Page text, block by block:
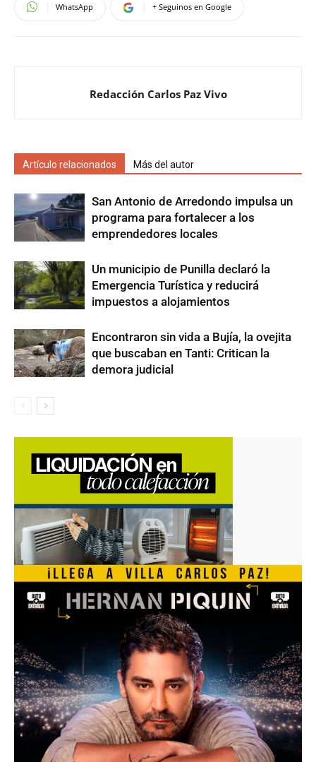
WhatsApp + Seguinos en Google
Redacción Carlos Paz Vivo
Artículo relacionados Más del autor
San Antonio de Arredondo impulsa un
programa para fortalecer a los
emprendedores locales
Un municipio de Punilla declaró la
Emergencia Turística y reducirá
impuestos a alojamientos
Encontraron sin vida a Bujía, la ovejita
que buscaban en Tanti: Critican la
demora judicial